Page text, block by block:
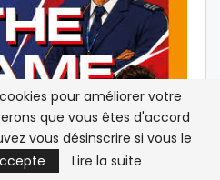
pour améliorer votre
que vous êtes d'accord
vous désinscrire si vous le
Lire la suite